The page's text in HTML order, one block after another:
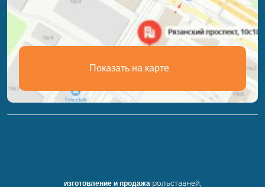
Показать на карте
изготовление и продажа рольставней,